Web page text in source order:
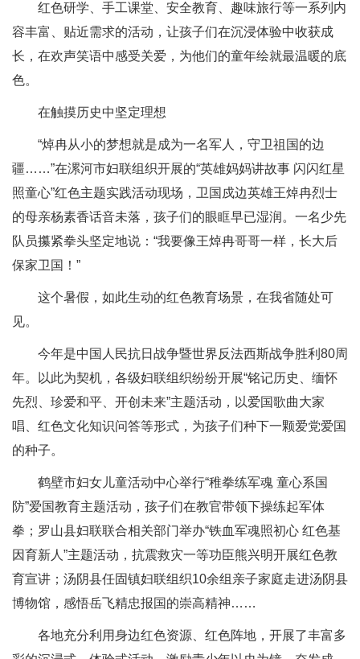
红色研学、手工课堂、安全教育、趣味旅行等一系列内
容丰富、贴近需求的活动，让孩子们在沉浸体验中收获成
长，在欢声笑语中感受关爱，为他们的童年绘就最温暖的底
色。
在触摸历史中坚定理想
“焯冉从小的梦想就是成为一名军人，守卫祖国的边
疆……”在漯河市妇联组织开展的“英雄妈妈讲故事 闪闪红星
照童心”红色主题实践活动现场，卫国戍边英雄王焯冉烈士
的母亲杨素香话音未落，孩子们的眼眶早已湿润。一名少先
队员攥紧拳头坚定地说：“我要像王焯冉哥哥一样，长大后
保家卫国！”
这个暑假，如此生动的红色教育场景，在我省随处可
见。
今年是中国人民抗日战争暨世界反法西斯战争胜利80周
年。以此为契机，各级妇联组织纷纷开展“铭记历史、缅怀
先烈、珍爱和平、开创未来”主题活动，以爱国歌曲大家
唱、红色文化知识问答等形式，为孩子们种下一颗爱党爱国
的种子。
鹤壁市妇女儿童活动中心举行“稚拳练军魂 童心系国
防”爱国教育主题活动，孩子们在教官带领下操练起军体
拳；罗山县妇联联合相关部门举办“铁血军魂照初心 红色基
因育新人”主题活动，抗震救灾一等功臣熊兴明开展红色教
育宣讲；汤阴县任固镇妇联组织10余组亲子家庭走进汤阴县
博物馆，感悟岳飞精忠报国的崇高精神……
各地充分利用身边红色资源、红色阵地，开展了丰富多